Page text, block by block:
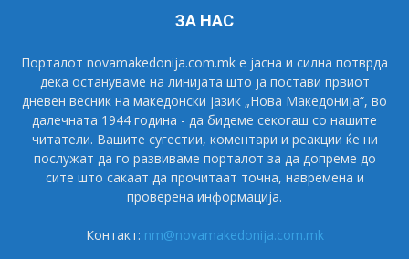
ЗА НАС
Порталот novamakedonija.com.mk е јасна и силна потврда
дека остануваме на линијата што ја постави првиот
дневен весник на македонски јазик „Нова Македонија“, во
далечната 1944 година - да бидеме секогаш со нашите
читатели. Вашите сугестии, коментари и реакции ќе ни
послужат да го развиваме порталот за да допреме до
сите што сакаат да прочитаат точна, навремена и
проверена информација.
Контакт: nm@novamakedonija.com.mk